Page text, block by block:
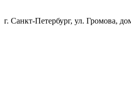
г. Санкт-Петербург, ул. Громова,